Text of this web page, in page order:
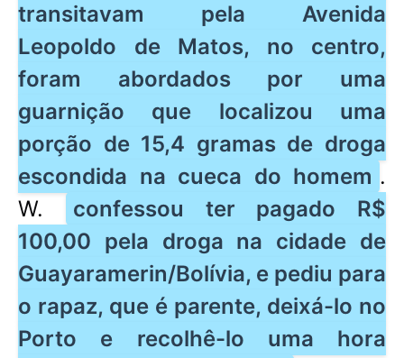
transitavam pela Avenida
Leopoldo de Matos, no centro,
foram abordados por uma
guarnição que localizou uma
porção de 15,4 gramas de droga
escondida na cueca do homem .
W.
confessou ter pagado R$
100,00 pela droga na cidade de
Guayaramerin/Bolívia, e pediu para
o rapaz, que é parente, deixá-lo no
Porto e recolhê-lo uma hora